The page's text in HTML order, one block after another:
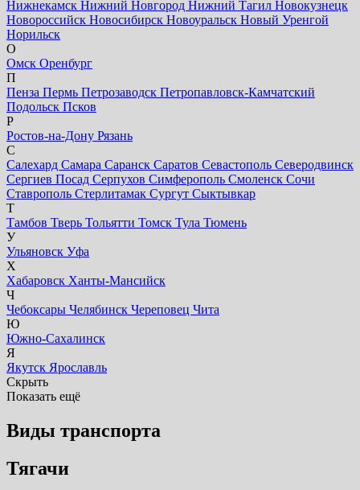
Нижнекамск Нижний Новгород Нижний Тагил Новокузнецк
Новороссийск Новосибирск Новоуральск Новый Уренгой
Норильск
О
Омск Оренбург
П
Пенза Пермь Петрозаводск Петропавловск-Камчатский
Подольск Псков
Р
Ростов-на-Дону Рязань
С
Салехард Самара Саранск Саратов Севастополь Северодвинск
Сергиев Посад Серпухов Симферополь Смоленск Сочи
Ставрополь Стерлитамак Сургут Сыктывкар
Т
Тамбов Тверь Тольятти Томск Тула Тюмень
У
Ульяновск Уфа
Х
Хабаровск Ханты-Мансийск
Ч
Чебоксары Челябинск Череповец Чита
Ю
Южно-Сахалинск
Я
Якутск Ярославль
Скрыть
Показать ещё
Виды транспорта
Тягачи